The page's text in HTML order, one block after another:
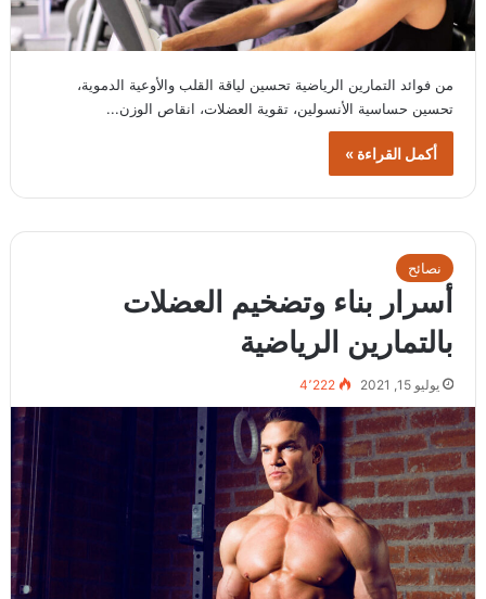
من فوائد التمارين الرياضية تحسين لياقة القلب والأوعية الدموية،
تحسين حساسية الأنسولين، تقوية العضلات، انقاص الوزن...
أكمل القراءة »
نصائح
أسرار بناء وتضخيم العضلات
بالتمارين الرياضية
يوليو 15, 2021 4٬222